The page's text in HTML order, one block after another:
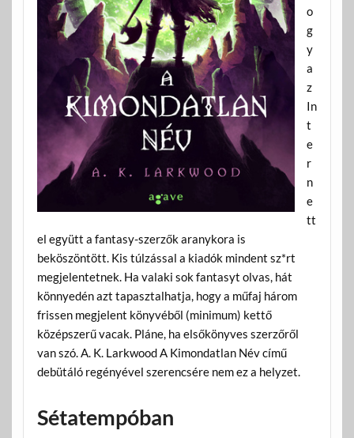
o
g
y
a
z
In
t
e
r
n
e
tt
el együtt a fantasy-szerzők aranykora is
beköszöntött. Kis túlzással a kiadók mindent sz*rt
megjelentetnek. Ha valaki sok fantasyt olvas, hát
könnyedén azt tapasztalhatja, hogy a műfaj három
frissen megjelent könyvéből (minimum) kettő
középszerű vacak. Pláne, ha elsőkönyves szerzőről
van szó. A. K. Larkwood A Kimondatlan Név című
debütáló regényével szerencsére nem ez a helyzet.
Sétatempóban